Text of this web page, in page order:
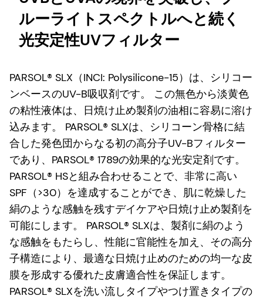
ルーライトスペクトルへと続く
光安定性UVフィルター
PARSOL® SLX（INCI: Polysilicone-15）は、シリコー
ンベースのUV-B吸収剤です。 この無色から淡黄色
の粘性液体は、日焼け止め製剤の油相に容易に溶け
込みます。 PARSOL® SLXは、シリコーン骨格に結
合した発色団からなる初の高分子UV-Bフィルター
であり、PARSOL® 1789の効果的な光安定剤です。
PARSOL® HSと組み合わせることで、非常に高い
SPF（>30）を達成することができ、肌に乾燥した
絹のような感触を残すデイケアや日焼け止め製剤を
可能にします。 PARSOL® SLXは、製剤に絹のよう
な感触をもたらし、性能に官能性を加え、その高分
子構造により、最適な日焼け止めのための均一な皮
膜を形成する優れた皮膚適合性を保証します。
PARSOL® SLXを洗い流しタイプやつけ置きタイプの